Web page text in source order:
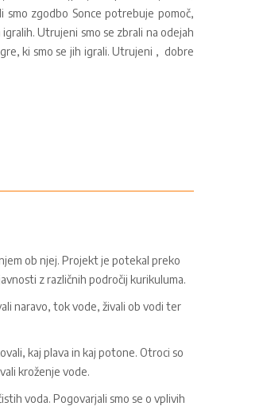
smo zgodbo Sonce potrebuje pomoč,
Utrujeni smo se zbrali na odejah
ki smo se jih igrali. Utrujeni , dobre
ob njej. Projekt je potekal preko
z različnih področij kurikuluma.
naravo, tok vode, živali ob vodi ter
kaj plava in kaj potone. Otroci so
kroženje vode.
voda. Pogovarjali smo se o vplivih